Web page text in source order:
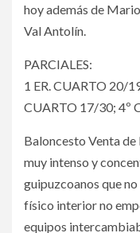
hoy además de
Val Antolín.
PARCIALES:
1 ER. CUARTO 20/
CUARTO 17/30; 4º
Baloncesto Venta
muy intenso y
guipuzcoanos que
físico interior no
equipos